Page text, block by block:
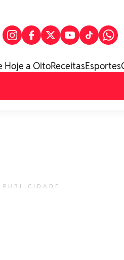
Hoje a OitoReceitasEsportes